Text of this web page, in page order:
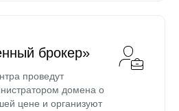
брокер»
проведут
домена о
цене и организуют